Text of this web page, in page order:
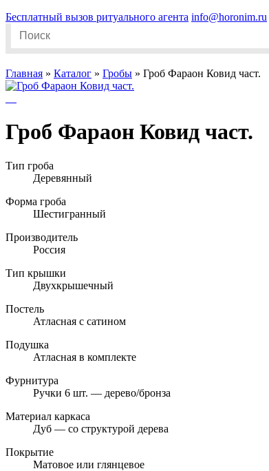
Бесплатный вызов ритуального агента info@horonim.ru
for:
Главная » Каталог » Гробы » Гроб Фараон Ковид част.
Гроб Фараон Ковид част.
Тип гроба
Деревянный
Форма гроба
Шестигранный
Производитель
Россия
Тип крышки
Двухкрышечный
Постель
Атласная с сатином
Подушка
Атласная в комплекте
Фурнитура
Ручки 6 шт. — дерево/бронза
Материал каркаса
Дуб — со структурой дерева
Покрытие
Матовое или глянцевое